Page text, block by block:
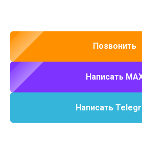
Позвонить
Написать
Написать